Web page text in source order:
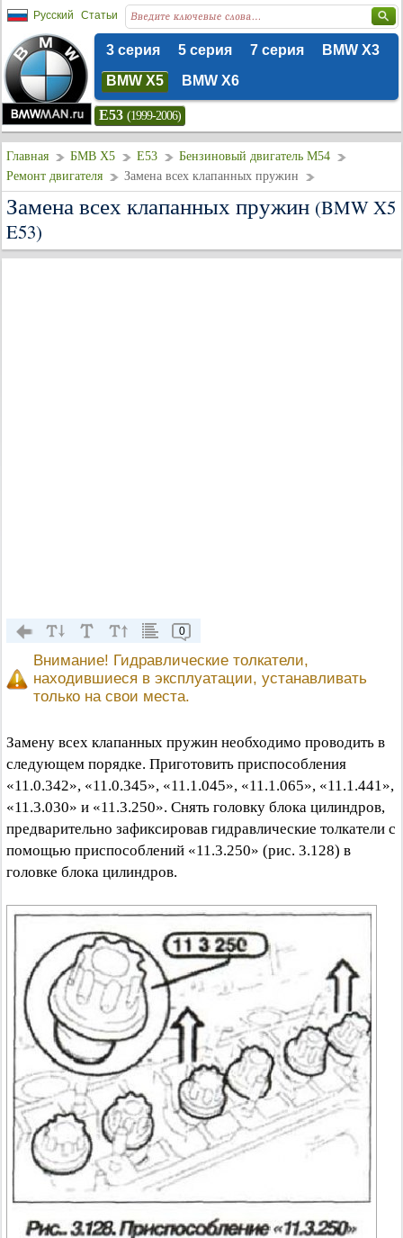
Русский Статьи
3 серия 5 серия 7 серия
BMW X3
BMW X5
BMW X6
E53 (1999-2006)
Главная БМВ Х5 E53
Бензиновый двигатель M54
Ремонт двигателя
Замена всех клапанных пружин
Замена всех клапанных пружин (BMW X5
E53)
0
Внимание! Гидравлические толкатели,
находившиеся в эксплуатации, устанавливать
только на свои места.
Замену всех клапанных пружин необходимо проводить в
следующем порядке. Приготовить приспособления
«11.0.342», «11.0.345», «11.1.045», «11.1.065», «11.1.441»,
«11.3.030» и «11.3.250». Снять головку блока цилиндров,
предварительно зафиксировав гидравлические толкатели с
помощью приспособлений «11.3.250» (рис. 3.128) в
головке блока цилиндров.